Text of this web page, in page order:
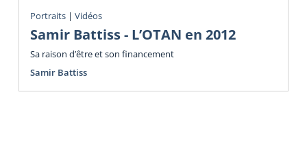
Portraits | Vidéos
Samir Battiss - L’OTAN en 2012
Sa raison d’être et son financement
Samir Battiss